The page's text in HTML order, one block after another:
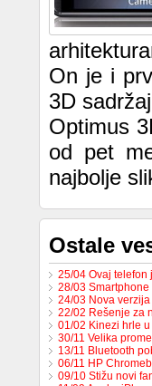
On je i
3D
Optimus
od pet
najbolje
Ostale
25/04 Ovaj telefon
28/03
24/03 Nova
22/02 Rešenje za
01/02 Kinezi hrle
30/11 Velika
13/11 Bluetooth
06/11 HP
09/10 Stižu novi